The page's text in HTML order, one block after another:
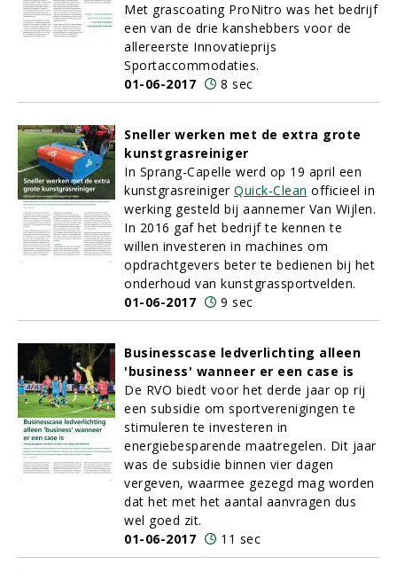
Met grascoating ProNitro was het bedrijf
een van de drie kanshebbers voor de
allereerste Innovatieprijs
Sportaccommodaties.
01-06-2017
8 sec
Sneller werken met de extra grote
kunstgrasreiniger
In Sprang-Capelle werd op 19 april een
kunstgrasreiniger Quick-Clean officieel in
werking gesteld bij aannemer Van Wijlen.
In 2016 gaf het bedrijf te kennen te
willen investeren in machines om
opdrachtgevers beter te bedienen bij het
onderhoud van kunstgrassportvelden.
01-06-2017
9 sec
Businesscase ledverlichting alleen
'business' wanneer er een case is
De RVO biedt voor het derde jaar op rij
een subsidie om sportverenigingen te
stimuleren te investeren in
energiebesparende maatregelen. Dit jaar
was de subsidie binnen vier dagen
vergeven, waarmee gezegd mag worden
dat het met het aantal aanvragen dus
wel goed zit.
01-06-2017
11 sec